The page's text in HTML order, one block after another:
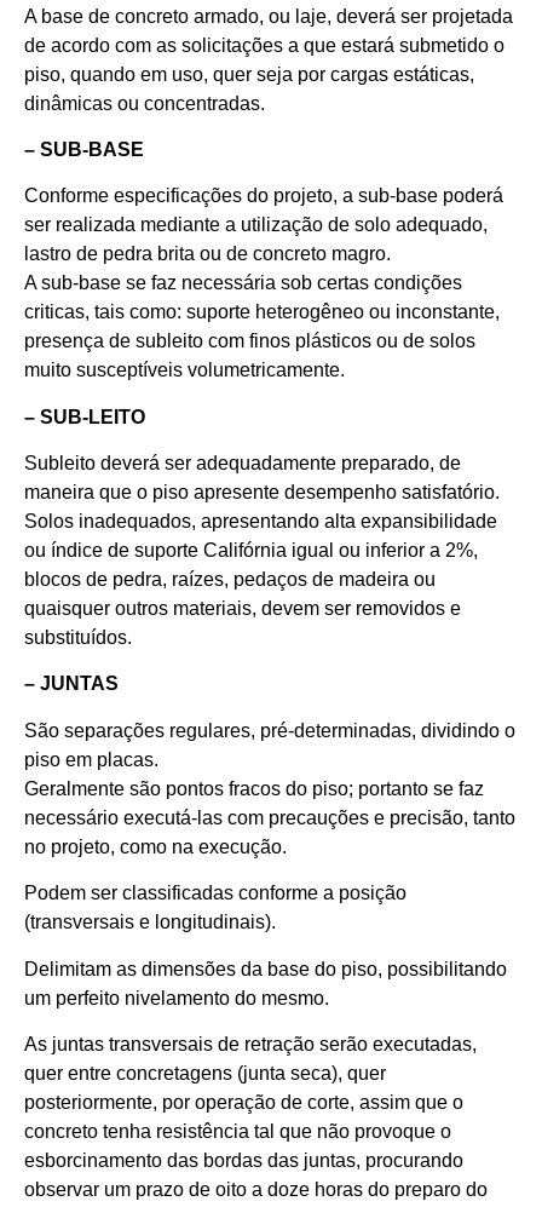
A base de concreto armado, ou laje, deverá ser projetada
de acordo com as solicitações a que estará submetido o
piso, quando em uso, quer seja por cargas estáticas,
dinâmicas ou concentradas.
– SUB-BASE
Conforme especificações do projeto, a sub-base poderá
ser realizada mediante a utilização de solo adequado,
lastro de pedra brita ou de concreto magro.
A sub-base se faz necessária sob certas condições
criticas, tais como: suporte heterogêneo ou inconstante,
presença de subleito com finos plásticos ou de solos
muito susceptíveis volumetricamente.
– SUB-LEITO
Subleito deverá ser adequadamente preparado, de
maneira que o piso apresente desempenho satisfatório.
Solos inadequados, apresentando alta expansibilidade
ou índice de suporte Califórnia igual ou inferior a 2%,
blocos de pedra, raízes, pedaços de madeira ou
quaisquer outros materiais, devem ser removidos e
substituídos.
– JUNTAS
São separações regulares, pré-determinadas, dividindo o
piso em placas.
Geralmente são pontos fracos do piso; portanto se faz
necessário executá-las com precauções e precisão, tanto
no projeto, como na execução.
Podem ser classificadas conforme a posição
(transversais e longitudinais).
Delimitam as dimensões da base do piso, possibilitando
um perfeito nivelamento do mesmo.
As juntas transversais de retração serão executadas,
quer entre concretagens (junta seca), quer
posteriormente, por operação de corte, assim que o
concreto tenha resistência tal que não provoque o
esborcinamento das bordas das juntas, procurando
observar um prazo de oito a doze horas do preparo do